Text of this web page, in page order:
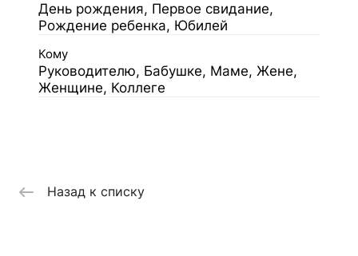
День рождения, Первое свидание,
Рождение ребенка, Юбилей
Кому
Руководителю, Бабушке, Маме, Жене,
Женщине, Коллеге
Назад к списку